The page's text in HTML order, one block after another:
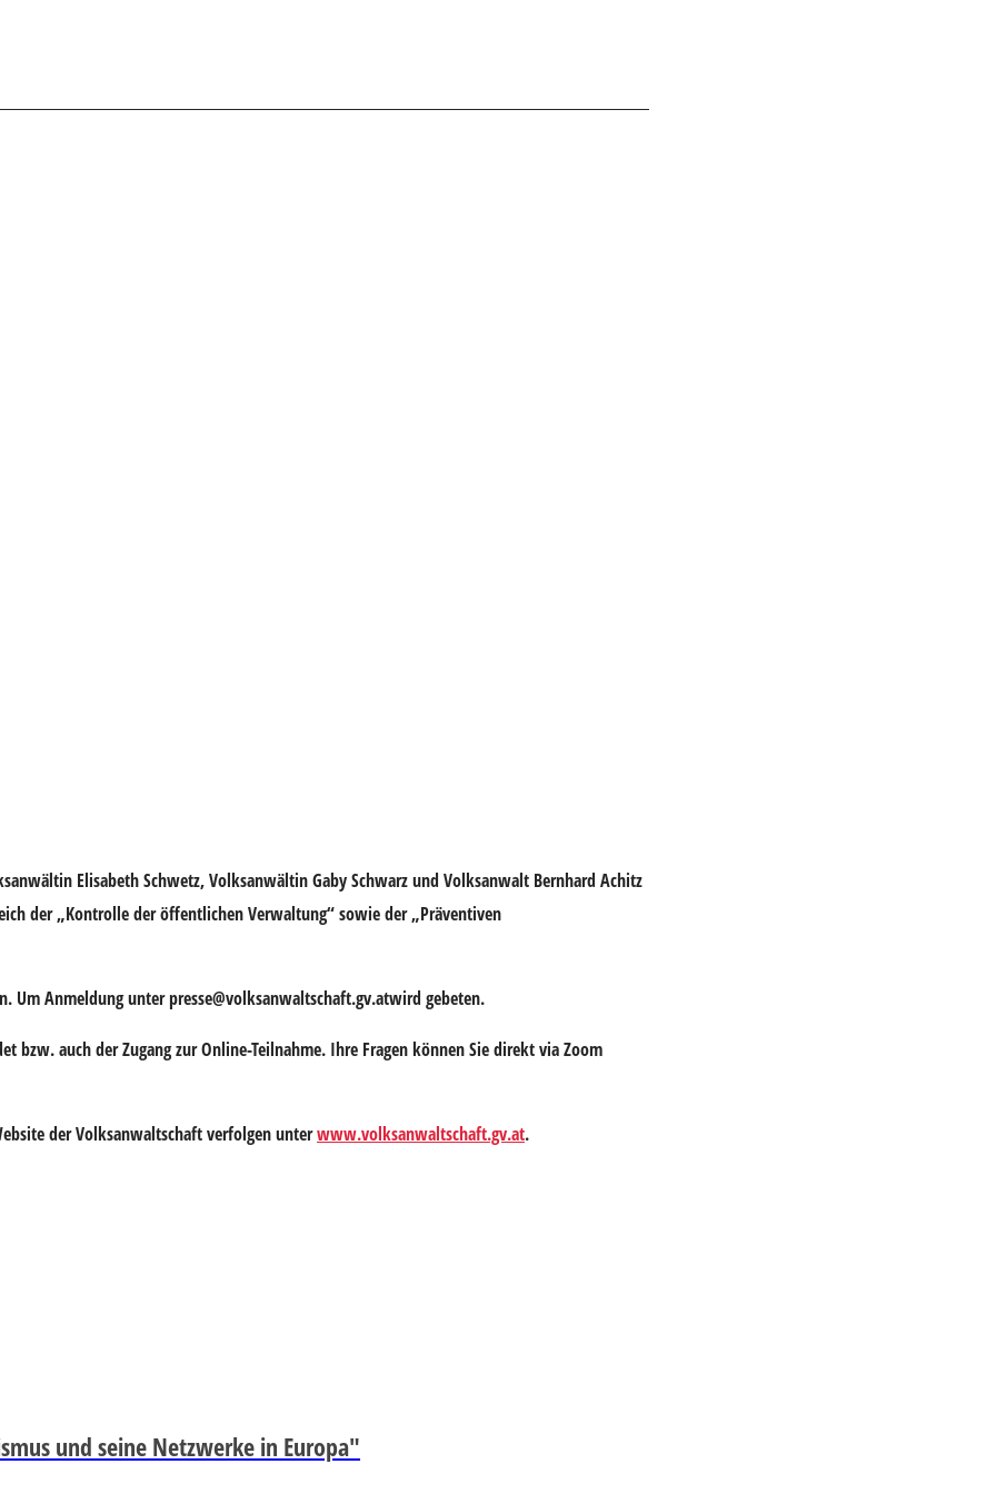
Elisabeth Schwetz, VolksanwältinGaby Schwarzund Volksanwalt Bernhard Achitz
der „Kontrolle der öffentlichen Verwaltung“ sowie der „Präventiven
Um Anmeldung unterpresse@volksanwaltschaft.gv.atwird gebeten.
bzw. auch der Zugang zur Online-Teilnahme. Ihre Fragen können Sie direkt via Zoom
der Volksanwaltschaft verfolgen unterwww.volksanwaltschaft.gv.at.
und seine Netzwerke in Europa"